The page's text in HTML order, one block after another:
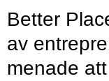
Better
av
menade